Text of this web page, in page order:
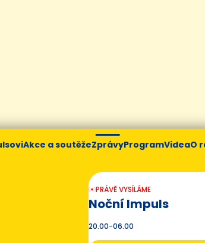
Akce a soutěžeZprávyProgramVideaO
PRÁVĚ VYSÍLÁME
Noční Impuls
20.00-06.00